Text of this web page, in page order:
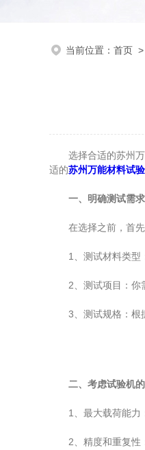
当前位置： 首页 >
选择合适的苏州万
适的苏州万能材料试
一、明确测试需求
在选择之前，首先
1、测试材料类型：
2、测试项目：你需
3、测试规格：根据
二、考虑试验机
1、最大载荷能力：
2、精度和重复性：